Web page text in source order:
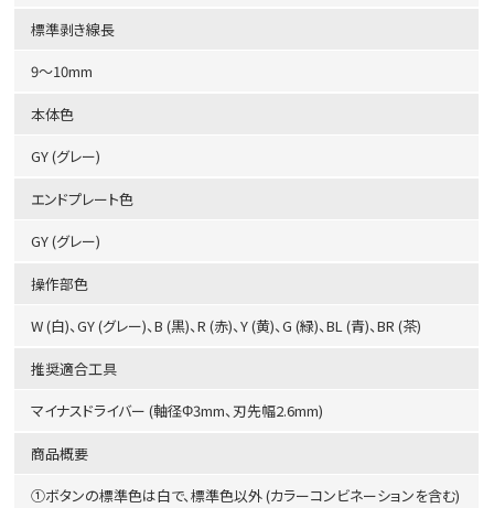
標準剥き線長
9～10mm
本体色
GY (グレー)
エンドプレート色
GY (グレー)
操作部色
W (白)、GY (グレー)、B (黒)、R (赤)、Y (黄)、G (緑)、BL (青)、BR (茶)
推奨適合工具
マイナスドライバー (軸径Φ3mm、刃先幅2.6mm)
商品概要
①ボタンの標準色は白で、標準色以外 (カラーコンビネーションを含む)